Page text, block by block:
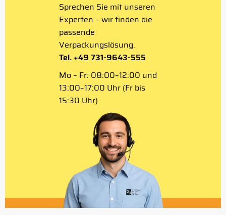
Sprechen Sie mit unseren
Experten – wir finden die
passende
Verpackungslösung.
Tel. +49 731-9643-555
Mo – Fr: 08:00–12:00 und
13:00–17:00 Uhr (Fr bis
15:30 Uhr)